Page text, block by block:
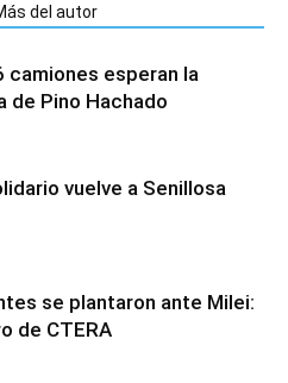
del autor
camiones esperan la
de Pino Hachado
vuelve a Senillosa
se plantaron ante Milei:
de CTERA